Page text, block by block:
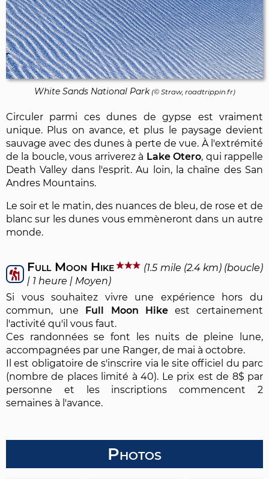
White Sands National Park(© Straw, roadtrippin.fr)
Circuler parmi ces dunes de gypse est vraiment
unique. Plus on avance, et plus le paysage devient
sauvage avec des dunes à perte de vue. À l'extrémité
de la boucle, vous arriverez à Lake Otero, qui rappelle
Death Valley dans l'esprit. Au loin, la chaîne des San
Andres Mountains.
Le soir et le matin, des nuances de bleu, de rose et de
blanc sur les dunes vous emmèneront dans un autre
monde.
Full Moon Hike
(1.5 mile (2.4 km) (boucle)
| 1 heure | Moyen)
Si vous souhaitez vivre une expérience hors du
commun, une Full Moon Hikeest certainement
l'activité qu'il vous faut.
Ces randonnées se font les nuits de pleine lune,
accompagnées par une Ranger, de mai à octobre.
Il est obligatoire de s'inscrire via le site officiel du parc
(nombre de places limité à 40). Le prix est de 8$ par
personne et les inscriptions commencent 2
semaines à l'avance.
Photos